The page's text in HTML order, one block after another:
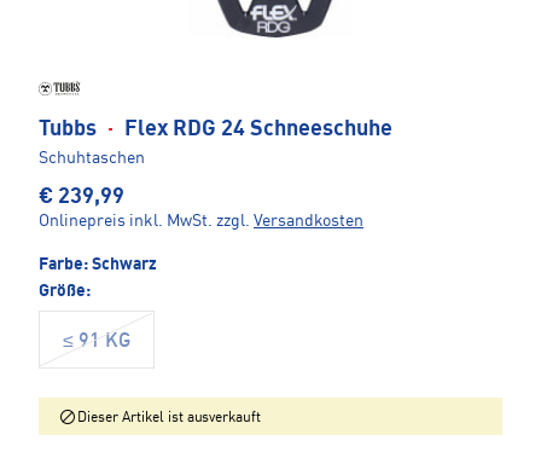
Tubbs · Flex RDG 24 Schneeschuhe
Schuhtaschen
€ 239,99
Onlinepreis inkl. MwSt. zzgl. Versandkosten
Farbe: Schwarz
Größe:
≤ 91 KG
Dieser Artikel ist ausverkauft